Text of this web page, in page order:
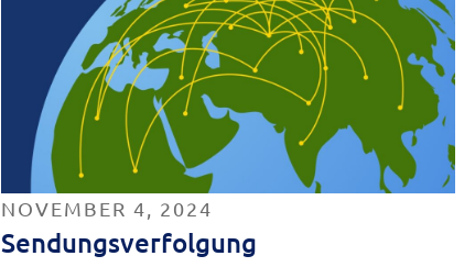
NOVEMBER 4, 2024
Sendungsverfolgung